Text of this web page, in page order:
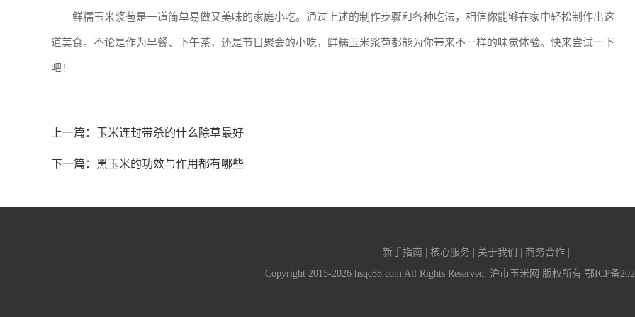
鲜糯玉米浆苞是一道简单易做又美味的家庭小吃。通过上述的制作步骤和各种吃法，相信你能够在家中轻松制作出这
道美食。不论是作为早餐、下午茶，还是节日聚会的小吃，鲜糯玉米浆苞都能为你带来不一样的味觉体验。快来尝试一下
吧！
上一篇： 玉米连封带杀的什么除草最好
下一篇： 黑玉米的功效与作用都有哪些
新手指南 | 核心服务 | 关于我们 | 商务合作 |
Copyright 2015-2026 hsqc88.com All Rights Reserved. 沪市玉米网 版权所有 鄂ICP备